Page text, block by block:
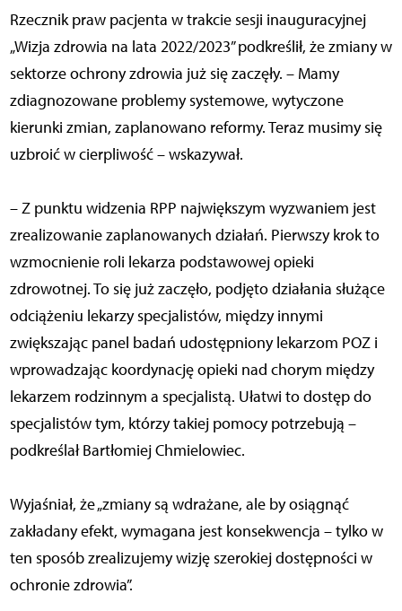
Rzecznik praw pacjenta w trakcie sesji inauguracyjnej
„Wizja zdrowia na lata 2022/2023” podkreślił, że zmiany w
sektorze ochrony zdrowia już się zaczęły. – Mamy
zdiagnozowane problemy systemowe, wytyczone
kierunki zmian, zaplanowano reformy. Teraz musimy się
uzbroić w cierpliwość – wskazywał.
– Z punktu widzenia RPP największym wyzwaniem jest
zrealizowanie zaplanowanych działań. Pierwszy krok to
wzmocnienie roli lekarza podstawowej opieki
zdrowotnej. To się już zaczęło, podjęto działania służące
odciążeniu lekarzy specjalistów, między innymi
zwiększając panel badań udostępniony lekarzom POZ i
wprowadzając koordynację opieki nad chorym między
lekarzem rodzinnym a specjalistą. Ułatwi to dostęp do
specjalistów tym, którzy takiej pomocy potrzebują –
podkreślał Bartłomiej Chmielowiec.
Wyjaśniał, że „zmiany są wdrażane, ale by osiągnąć
zakładany efekt, wymagana jest konsekwencja – tylko w
ten sposób zrealizujemy wizję szerokiej dostępności w
ochronie zdrowia”.